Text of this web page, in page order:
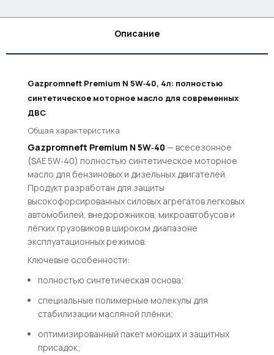
Описание
Gazpromneft Premium N 5W‑40, 4л: полностью
синтетическое моторное масло для современных
ДВС
Общая характеристика
Gazpromneft Premium N 5W‑40 — всесезонное
(SAE 5W‑40) полностью синтетическое моторное
масло для бензиновых и дизельных двигателей.
Продукт разработан для защиты
высокофорсированных силовых агрегатов легковых
автомобилей, внедорожников, микроавтобусов и
лёгких грузовиков в широком диапазоне
эксплуатационных режимов.
Ключевые особенности:
полностью синтетическая основа;
специальные полимерные молекулы для
стабилизации масляной плёнки;
оптимизированный пакет моющих и защитных
присадок;